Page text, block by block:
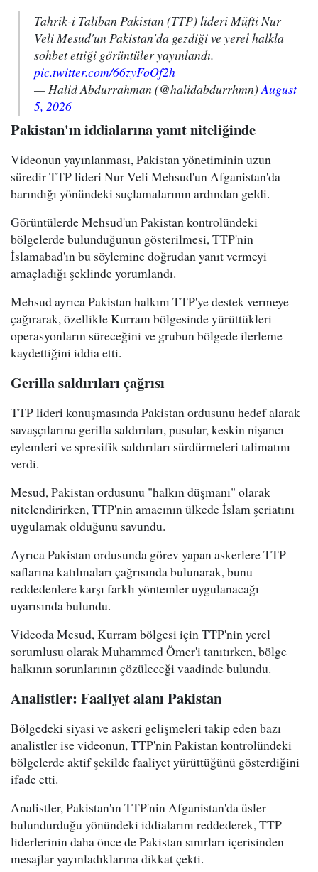
Tahrik-i Taliban Pakistan (TTP) lideri Müfti Nur
Veli Mesud'un Pakistan'da gezdiği ve yerel halkla
sohbet ettiği görüntüler yayınlandı.
pic.twitter.com/66zyFoOf2h
— Halid Abdurrahman (@halidabdurrhmn) August
5, 2026
Pakistan'ın iddialarına yanıt niteliğinde
Videonun yayınlanması, Pakistan yönetiminin uzun
süredir TTP lideri Nur Veli Mehsud'un Afganistan'da
barındığı yönündeki suçlamalarının ardından geldi.
Görüntülerde Mehsud'un Pakistan kontrolündeki
bölgelerde bulunduğunun gösterilmesi, TTP'nin
İslamabad'ın bu söylemine doğrudan yanıt vermeyi
amaçladığı şeklinde yorumlandı.
Mehsud ayrıca Pakistan halkını TTP'ye destek vermeye
çağırarak, özellikle Kurram bölgesinde yürüttükleri
operasyonların süreceğini ve grubun bölgede ilerleme
kaydettiğini iddia etti.
Gerilla saldırıları çağrısı
TTP lideri konuşmasında Pakistan ordusunu hedef alarak
savaşçılarına gerilla saldırıları, pusular, keskin nişancı
eylemleri ve spresifik saldırıları sürdürmeleri talimatını
verdi.
Mesud, Pakistan ordusunu "halkın düşmanı" olarak
nitelendirirken, TTP'nin amacının ülkede İslam şeriatını
uygulamak olduğunu savundu.
Ayrıca Pakistan ordusunda görev yapan askerlere TTP
saflarına katılmaları çağrısında bulunarak, bunu
reddedenlere karşı farklı yöntemler uygulanacağı
uyarısında bulundu.
Videoda Mesud, Kurram bölgesi için TTP'nin yerel
sorumlusu olarak Muhammed Ömer'i tanıtırken, bölge
halkının sorunlarının çözüleceği vaadinde bulundu.
Analistler: Faaliyet alanı Pakistan
Bölgedeki siyasi ve askeri gelişmeleri takip eden bazı
analistler ise videonun, TTP'nin Pakistan kontrolündeki
bölgelerde aktif şekilde faaliyet yürüttüğünü gösterdiğini
ifade etti.
Analistler, Pakistan'ın TTP'nin Afganistan'da üsler
bulundurduğu yönündeki iddialarını reddederek, TTP
liderlerinin daha önce de Pakistan sınırları içerisinden
mesajlar yayınladıklarına dikkat çekti.